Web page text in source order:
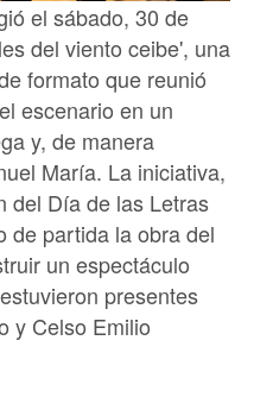
el sábado, 30 de
del viento ceibe', una
formato que reunió
escenario en un
y, de manera
María. La iniciativa,
del Día de las Letras
de partida la obra del
un espectáculo
presentes
y Celso Emilio